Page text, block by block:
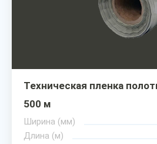
Техническая пленка
500 м
Ширина (мм)
Длина (м)